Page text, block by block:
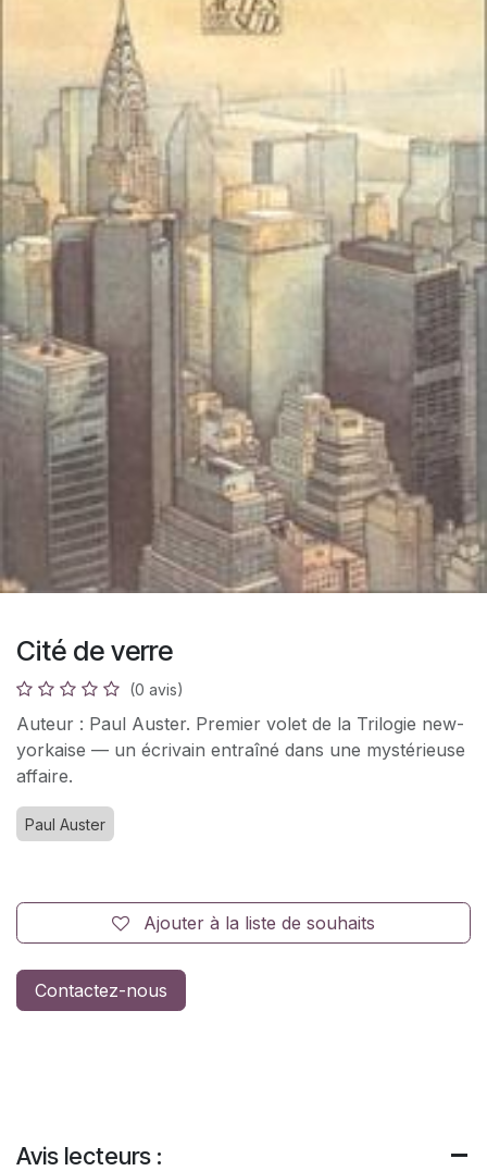
Cité de verre
(0 avis)
Auteur : Paul Auster. Premier volet de la Trilogie new-
yorkaise — un écrivain entraîné dans une mystérieuse
affaire.
Paul Auster
Ajouter à la liste de souhaits
Contactez-nous
Avis lecteurs :